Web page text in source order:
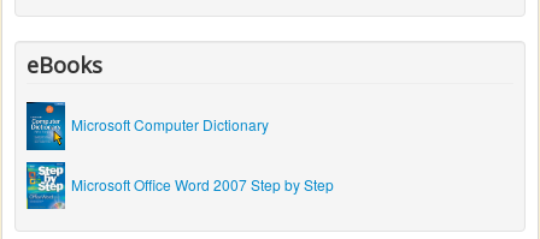
eBooks
Microsoft Computer Dictionary
Microsoft Office Word 2007 Step by Step